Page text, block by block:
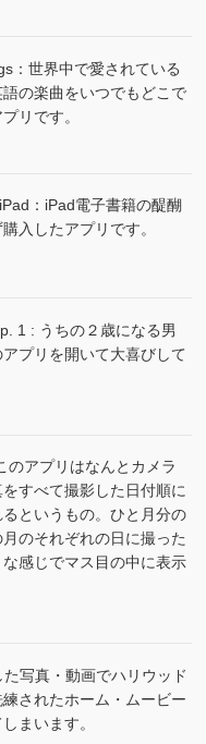
：世界中で愛されている
の楽曲をいつでもどこで
リです。
：iPad電子書籍の醍醐
入したアプリです。
1 : うちの２歳になる男
プリを開いて大喜びして
のアプリはなんとカメラ
すべて撮影した日付順に
というもの。ひと月分の
のそれぞれの日に撮った
感じでマス目の中に表示
写真・動画でハリウッド
されたホーム・ムービー
まいます。